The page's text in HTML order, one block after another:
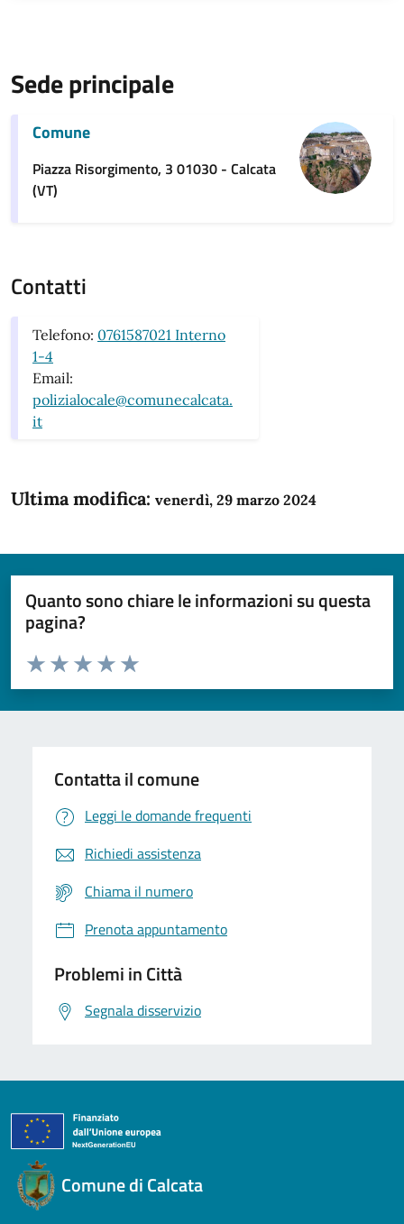
Sede principale
Comune
Piazza Risorgimento, 3 01030 - Calcata
(VT)
Contatti
Telefono: 0761587021 Interno
1-4
Email:
polizialocale@comunecalcata.
it
Ultima modifica: venerdì, 29 marzo 2024
Quanto sono chiare le informazioni su questa
pagina?
Domanda
Valuta da 1 a 5 stelle la pagina
Valuta 5 stelle su 5
Valuta 4 stelle su 5
Valuta 3 stelle su 5
Valuta 2 stelle su 5
Valuta 1 stelle su 5
Contatta il comune
Leggi le domande frequenti
Richiedi assistenza
Chiama il numero
Prenota appuntamento
Problemi in Città
Segnala disservizio
Comune di Calcata